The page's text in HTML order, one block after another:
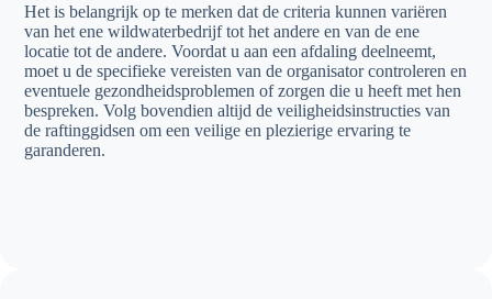
Het is belangrijk op te merken dat de criteria kunnen variëren
van het ene wildwaterbedrijf tot het andere en van de ene
locatie tot de andere. Voordat u aan een afdaling deelneemt,
moet u de specifieke vereisten van de organisator controleren en
eventuele gezondheidsproblemen of zorgen die u heeft met hen
bespreken. Volg bovendien altijd de veiligheidsinstructies van
de raftinggidsen om een veilige en plezierige ervaring te
garanderen.